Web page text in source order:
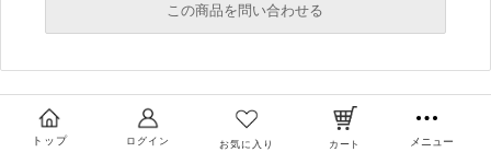
この商品を問い合わせる
トップ ログイン お気に入り カート メニュー